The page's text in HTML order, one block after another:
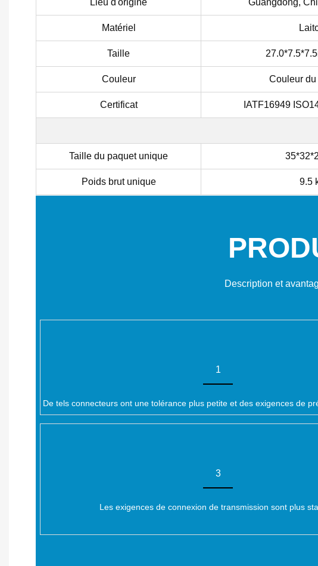
Matériel
Taille
Couleur Couleur du
Certificat IATF16949
Taille du paquet unique
Poids brut unique 9.5
Description et
1
De tels connecteurs ont une tolérance plus petite et des exigences de
3
Les exigences de connexion de transmission sont plus